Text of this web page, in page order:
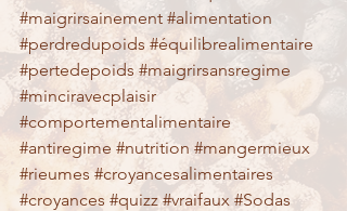
#maigrirsainement #alimentation
#perdredupoids #équilibrealimentaire
#pertedepoids #maigrirsansregime
#minciravecplaisir
#comportementalimentaire
#antiregime #nutrition #mangermieux
#rieumes #croyancesalimentaires
#croyances #quizz #vraifaux #Sodas